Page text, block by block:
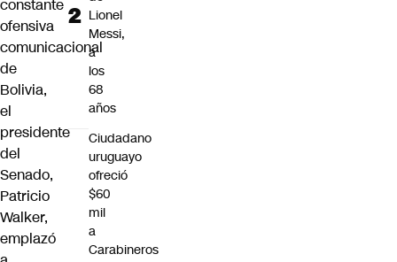
constante
ofensiva
comunicacional
de
Bolivia,
el
presidente
del
Senado,
Patricio
Walker,
emplazó
Lionel
Messi,
a
los
68
años
Ciudadano
uruguayo
ofreció
$60
mil
a
Carabineros